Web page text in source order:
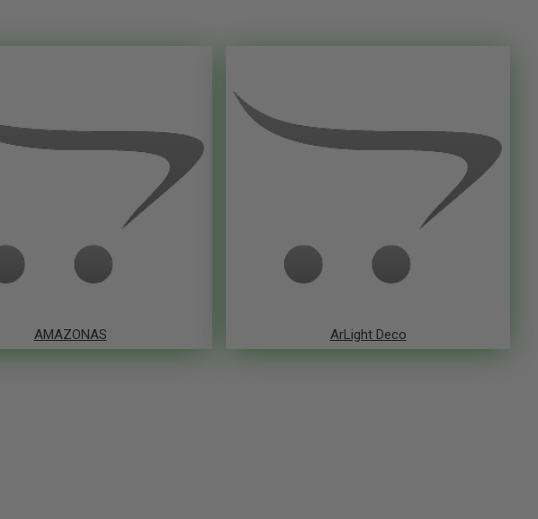
AMAZONAS ArLight Deco